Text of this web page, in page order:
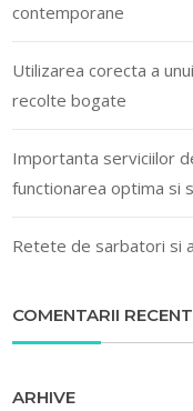
contemporane
Utilizarea corecta a
recolte bogate
Importanta serviciilor
functionarea optima si
Retete de sarbatori si
COMENTARII
ARHIVE